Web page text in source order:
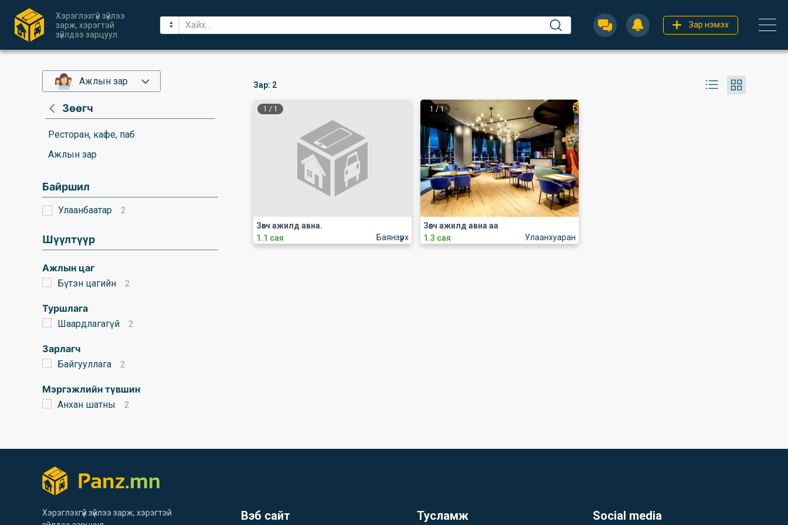
Хэрэглэхгүй зүйлээ
зарж, хэрэгтэй
зүйлдээ зарцуул.
Зар нэмэх
Ажлын зар
Зөөгч
Pесторан, кафе, паб
Ажлын зар
Байршил
Улаанбаатар 2
Шүүлтүүр
Ажлын цаг
Бүтэн цагийн 2
Туршлага
Шаардлагагүй 2
Зарлагч
Байгууллага 2
Мэргэжлийн түвшин
Анхан шатны 2
Зар: 2
1 / 1
Баянзүрх
Зөөгч ажилд авна.
1.1 сая
1 /1
Улаанхуаран
Зөөгч ажилд авна аа
1.3 сая
Хэрэглэхгүй зүйлээ зарж, хэрэгтэй
Вэб сайт Тусламж Social media